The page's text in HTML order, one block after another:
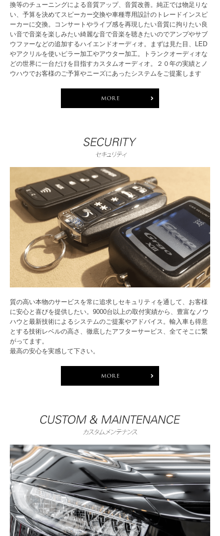
換等のチューニングによる音質アップ、音質改善。純正では物足りな
い、予算を決めてスピーカー交換や車種専用設計のトレードインスピ
ーカーに交換。コンサートやライブ感を再現したい音質に拘りたい良
い音で音楽を楽しみたい綺麗な音で音楽を聴きたいのでアンプやサブ
ウファーなどの追加するハイエンドオーディオ。まずは見た目、LED
やアクリルを使いピラー加工やアウター加工。トランクオーディオな
どの世界に一台だけを目指すカスタムオーディオ。２０年の実績とノ
ウハウでお客様のご予算やニーズにあったシステムをご提案します
質の高い本物のサービスを常に追求しセキュリティを通して、お客様
に安心と喜びを提供したい。9000台以上の取付実績から、豊富なノウ
ハウと最新技術によるシステムのご提案やアドバイス。輸入車も得意
とする技術レベルの高さ、徹底したアフターサービス、全てそこに繋
がってます。
最高の安心を実感して下さい。